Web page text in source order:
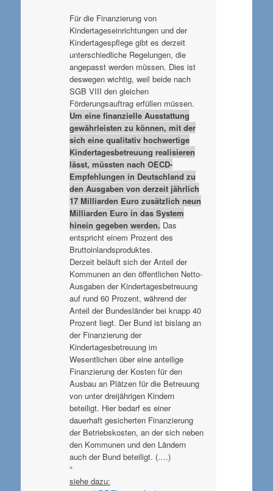
Für die Finanzierung von
Kindertageseinrichtungen und der
Kindertagespflege gibt es derzeit
unterschiedliche Regelungen, die
angepasst werden müssen. Dies ist
deswegen wichtig, weil beide nach
SGB VIII den gleichen
Förderungsauftrag erfüllen müssen.
Um eine finanzielle Ausstattung
gewährleisten zu können, mit der
sich eine qualitativ hochwertige
Kindertagesbetreuung realisieren
lässt, müssten nach OECD-
Empfehlungen in Deutschland zu
den Ausgaben von derzeit jährlich
17 Milliarden Euro zusätzlich neun
Milliarden Euro in das System
hinein gegeben werden. Das
entspricht einem Prozent des
Bruttoinlandsproduktes.
Derzeit beläuft sich der Anteil der
Kommunen an den öffentlichen Netto-
Ausgaben der Kindertagesbetreuung
auf rund 60 Prozent, während der
Anteil der Bundesländer bei knapp 40
Prozent liegt. Der Bund ist bislang an
der Finanzierung der
Kindertagesbetreuung im
Wesentlichen über eine anteilige
Finanzierung der Kosten für den
Ausbau an Plätzen für die Betreuung
von unter dreijährigen Kindern
beteiligt. Hier bedarf es einer
dauerhaft gesicherten Finanzierung
der Betriebskosten, an der sich neben
den Kommunen und den Ländern
auch der Bund beteiligt. (….)
°
siehe dazu: